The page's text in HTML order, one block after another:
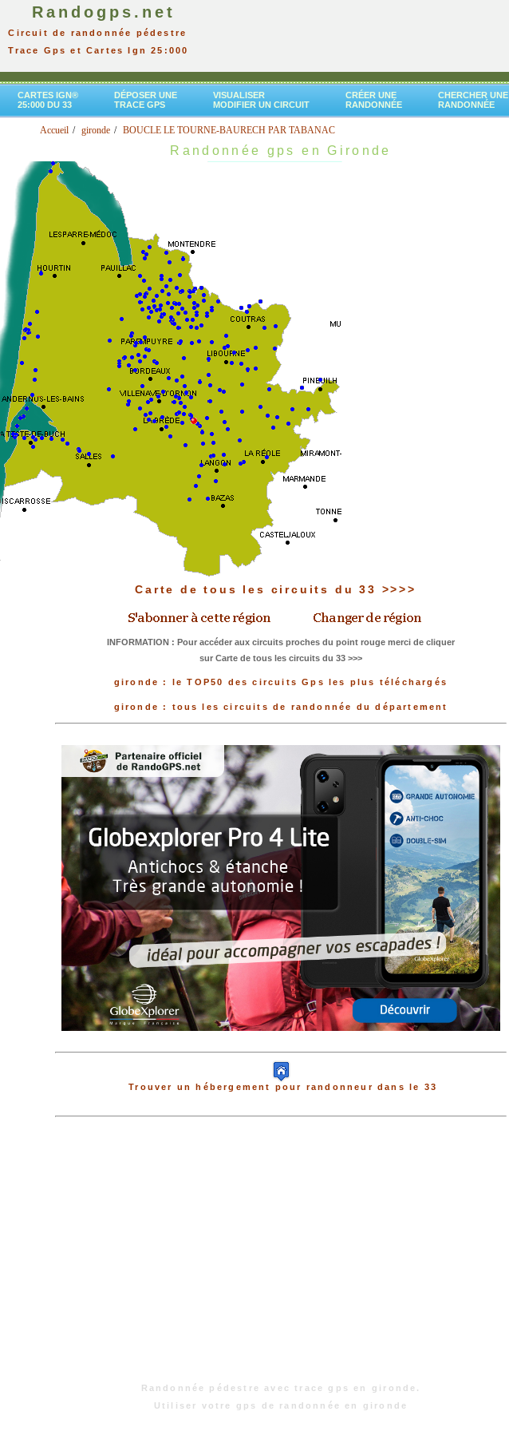
Randogps.net
Circuit de randonnée pédestre
Trace Gps et Cartes Ign 25:000
CARTES IGN®
25:000 DU 33
DÉPOSER UNE
TRACE GPS
VISUALISER
MODIFIER UN CIRCUIT
CRÉER UNE
RANDONNÉE
CHERCHER UNE
RANDONNÉE
Accueil gironde BOUCLE LE TOURNE-BAURECH PAR TABANAC
Randonnée gps en Gironde
Carte de tous les circuits du 33 >>>>
INFORMATION : Pour accéder aux circuits proches du point rouge merci de cliquer
sur Carte de tous les circuits du 33 >>>
gironde : le TOP50 des circuits Gps les plus téléchargés
gironde : tous les circuits de randonnée du département
Trouver un hébergement pour randonneur dans le 33
Randonnée pédestre avec trace gps en gironde.
Utiliser votre gps de randonnée en gironde